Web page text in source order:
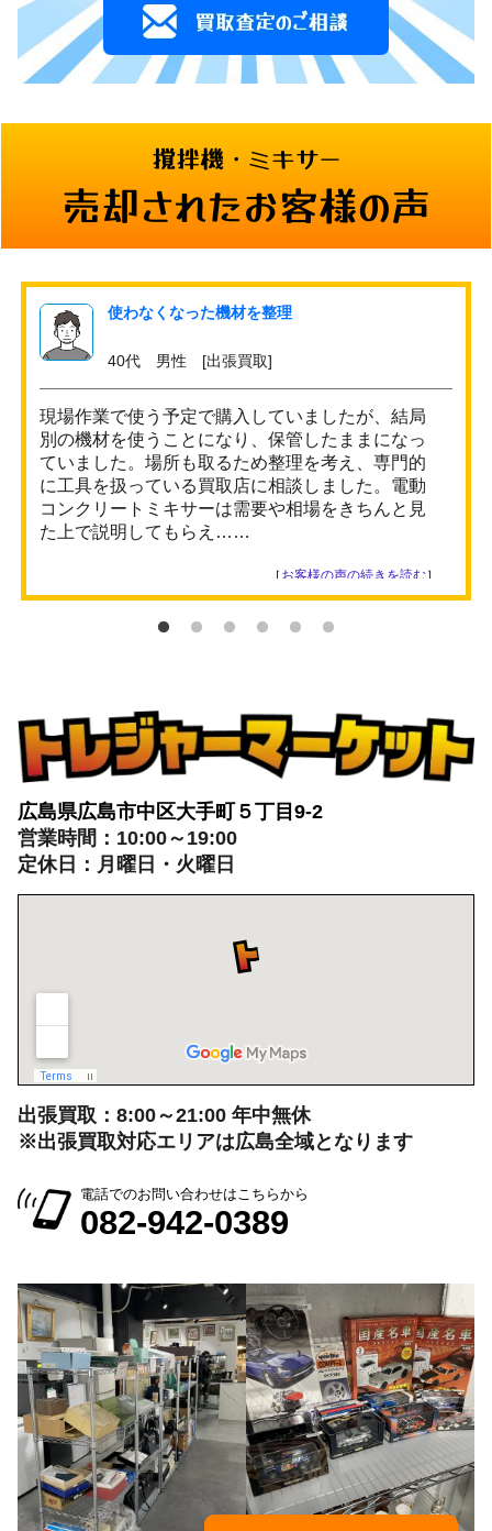
撹拌機・ミキサー
売却されたお客様の声
使わなくなった機材を整理
40代 男性 [出張買取]
現場作業で使う予定で購入していましたが、結局
別の機材を使うことになり、保管したままになっ
ていました。場所も取るため整理を考え、専門的
に工具を扱っている買取店に相談しました。電動
コンクリートミキサーは需要や相場をきちんと見
た上で説明してもらえ……
［ お客様の声の続きを読む］
広島県広島市中区大手町５丁目9-2
営業時間：10:00～19:00
定休日：月曜日・火曜日
出張買取：8:00～21:00 年中無休
※出張買取対応エリアは広島全域となります
電話でのお問い合わせはこちらから
082-942-0389